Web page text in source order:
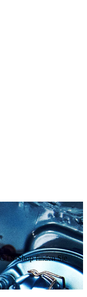
Shop finden Sie